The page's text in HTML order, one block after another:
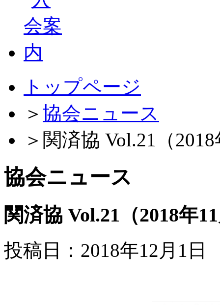
トップページ
＞ 協会ニュース
＞ 関済協 Vol.21（
協会ニュース
関済協 Vol.21（2018年
投稿日：2018年12月1日